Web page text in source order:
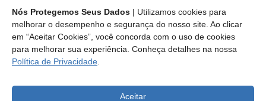
Nós Protegemos Seus Dados | Utilizamos cookies para
melhorar o desempenho e segurança do nosso site. Ao clicar
em “Aceitar Cookies”, você concorda com o uso de cookies
para melhorar sua experiência. Conheça detalhes na nossa
Política de Privacidade
Aceitar
Endereço: SCS, Quadra 02, Bloco D, Ed. Oscar Niemeyer,
9º Andar CEP 70.316-900 - Brasília/DF
Central de Atendimento ao Técnico:0800 016-1515